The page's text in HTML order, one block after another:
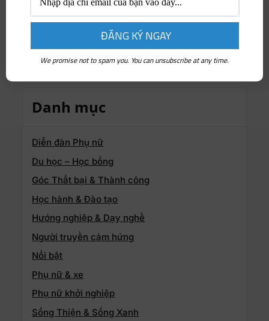
Danh mục
Diễn đàn Phụ nữ
Du học – Học bổng
Góc Thất bại & Thành công
Học hành & Đào tạo
Hướng nghiệp & Dạy nghề
Người truyền cảm hứng
Nổi bật
Phụ nữ & xe
Phụ nữ khởi nghiệp
Sống Thiện & Sống Xanh
We promise not to spam you. You can unsubscribe at any time.